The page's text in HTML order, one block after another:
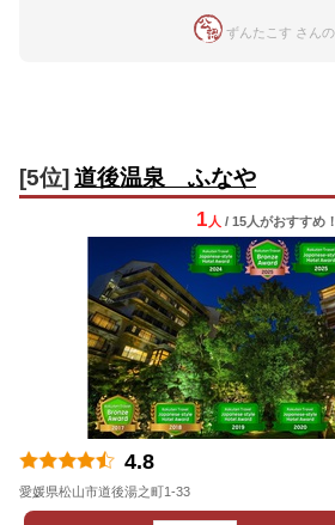
ずんたこす さん
[5位] 道後温泉 ふなや
1 人 / 15人がおすすめ！
4.8
愛媛県松山市道後湯之町1-33